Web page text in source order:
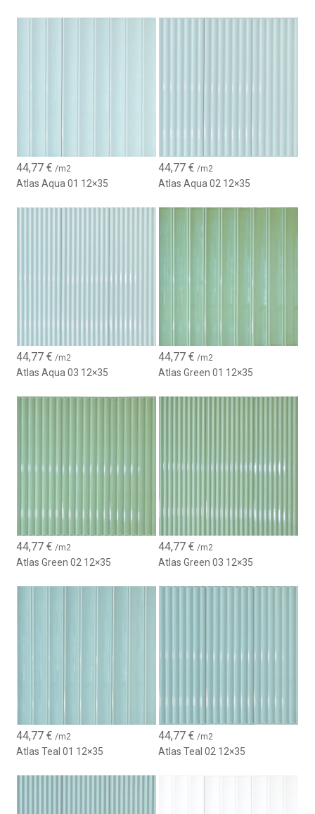
44,77€ /m2
Atlas Aqua 01 12×35
44,77 € /m2
Atlas Aqua 02 12×35
44,77€ /m2
Atlas Aqua 03 12×35
44,77 € /m2
Atlas Green 01 12×35
44,77€ /m2
Atlas Green 02 12×35
44,77 € /m2
Atlas Green 03 12×35
44,77€ /m2
Atlas Teal 01 12×35
44,77 € /m2
Atlas Teal 02 12×35